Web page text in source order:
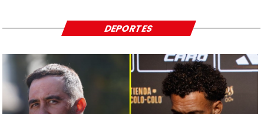
DEPORTES